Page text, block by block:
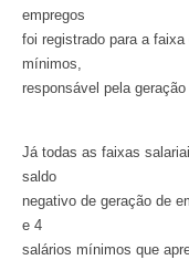
empregos
foi registrado para a
mínimos,
responsável pela geração
Já todas as faixas
saldo
negativo de geração de
e 4
salários mínimos que